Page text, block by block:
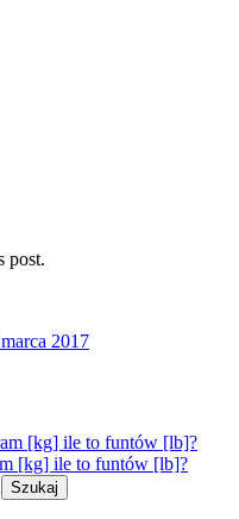
post.
2017
[kg] ile to funtów [lb]?
[kg] ile to funtów [lb]?
Szukaj